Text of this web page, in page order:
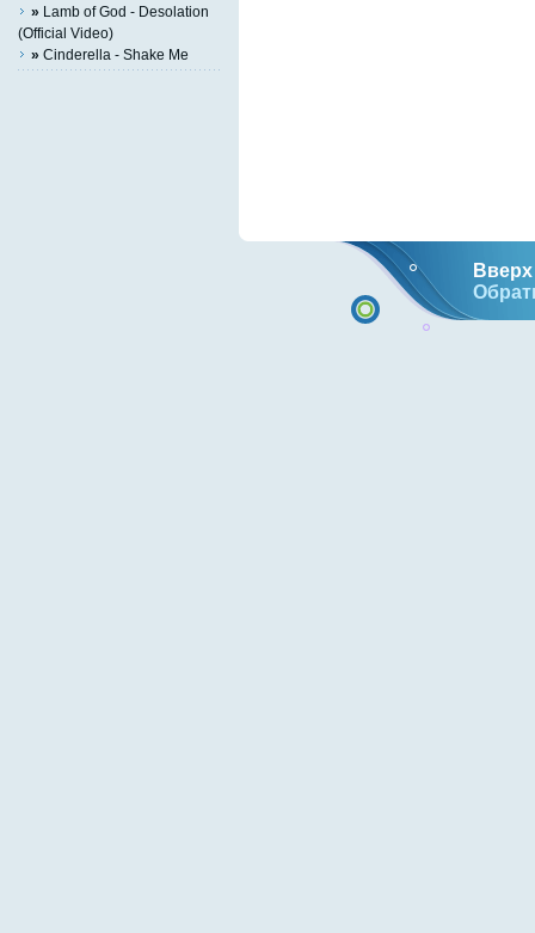
» Lamb of God - Desolation
(Official Video)
» Cinderella - Shake Me
Вверх